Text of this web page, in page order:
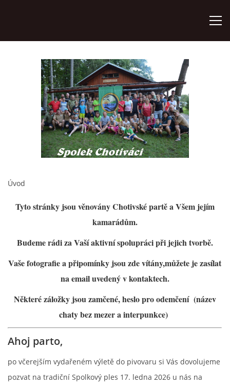
AKTUÁLNĚ
HISTORIE CHATY
VODNÍ TRKAČ
KRONIKA
VODÁCI
KUŽELKY
Úvod
Tyto stránky jsou věnovány Chotivské partě a Všem jejím
kamarádům.
Budeme rádi za Vaší aktivní spolupráci při jejich tvorbě.
Vaše fotografie a připomínky jsou zde vítány,můžete je zasílat
na email uvedený v kontaktech.
Některé záložky jsou zamčené, heslo pro odemčení (název
chaty bez mezer a interpunkce)
Ahoj parto,
po včerejším vydařeném výletě do pivovaru si Vás dovolujeme
pozvat na tradiční Spolkový ples 17. ledna 2026 u nás na